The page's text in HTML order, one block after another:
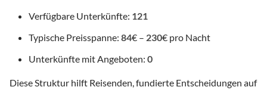
Verfügbare Unterkünfte: 121
Typische Preisspanne: 84€ – 230€ pro Nacht
Unterkünfte mit Angeboten: 0
Diese Struktur hilft Reisenden, fundierte Entscheidungen auf